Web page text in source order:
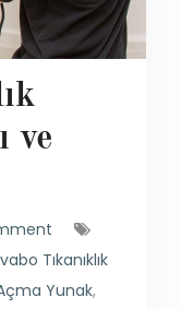
ve
Tıkanıklık
Yunak,